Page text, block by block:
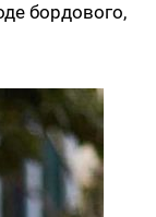
бордового,